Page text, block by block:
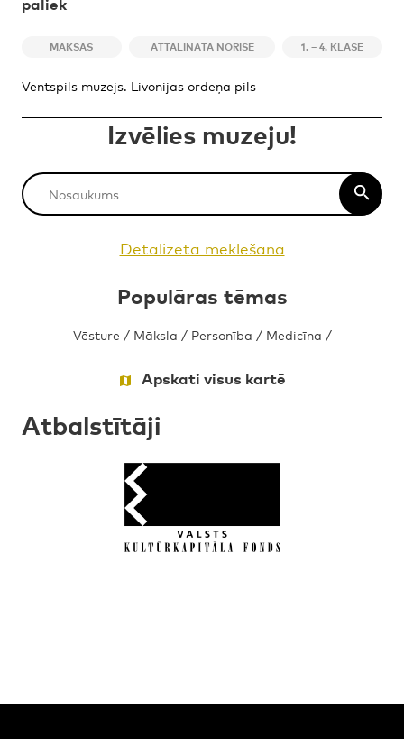
MAKSAS ATTĀLINĀTA NORISE 1. – 4. KLASE
Ventspils muzejs. Livonijas ordeņa pils
Izvēlies muzeju!
Detalizēta meklēšana
Populāras tēmas
Vēsture / Māksla / Personība / Medicīna /
Apskati visus kartē
Atbalstītāji